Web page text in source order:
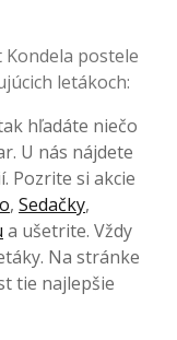
postele
letákoch:
hľadáte niečo
U nás nájdete
Pozrite si akcie
, Sedačky,
a ušetrite. Vždy
Na stránke
tie najlepšie